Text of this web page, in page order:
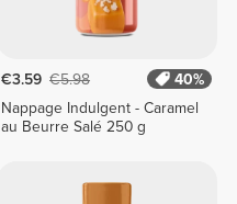
€3.59 €5.98
40%
Nappage Indulgent - Caramel
au Beurre Salé 250 g